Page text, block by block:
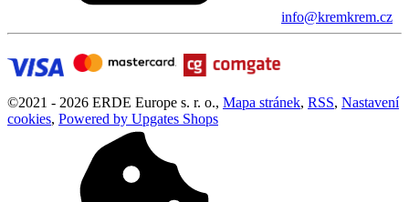
info@kremkrem.cz
©2021 - 2026 ERDE Europe s. r. o., Mapa stránek, RSS, Nastavení
cookies, Powered by Upgates Shops